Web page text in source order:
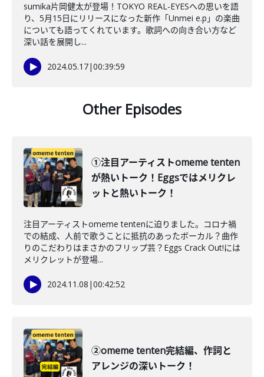
sumika片岡健太が登場！TOKYO REAL-EYESへの思いを語
り、5月15日にリリースになった新作「Unmei e.p」の楽曲
についても語ってくれています。歌詞への向き合い方など
深い話を展開し...
2024.05.17|00:39:59
Other Episodes
①注目アーティストomeme tenten
が熱いトーク！Eggsではメリクレ
ットと熱いトーク！
注目アーティストomeme tentenに迫りました。コロナ禍
での結成、人前で歌うことに抵抗のあったボーカル？曲作
りのこだわりはまさかのフリップ芸？Eggs Crack Out!には
メリクレットが登場...
2024.11.08 |00:42:52
②omeme tenten完結編、作詞と
アレンジの深いトーク！